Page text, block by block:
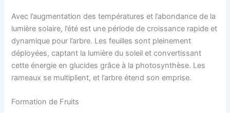
Avec l’augmentation des températures et l’abondance de la
lumière solaire, l’été est une période de croissance rapide et
dynamique pour l’arbre. Les feuilles sont pleinement
déployées, captant la lumière du soleil et convertissant
cette énergie en glucides grâce à la photosynthèse. Les
rameaux se multiplient, et l’arbre étend son emprise.
Formation de Fruits